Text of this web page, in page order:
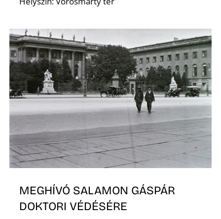
MEGHÍVÓ SALAMON GÁSPÁR
DOKTORI VÉDÉSÉRE